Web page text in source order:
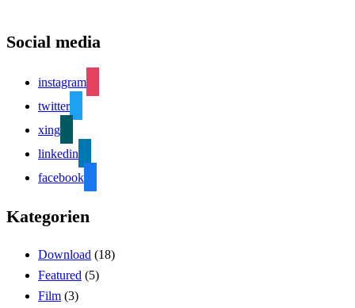
Social media
instagram
twitter
xing
linkedin
facebook
Kategorien
Download (18)
Featured (5)
Film (3)